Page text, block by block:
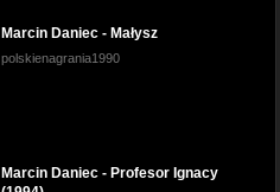
Marcin Daniec - Małysz
polskienagrania1990
Marcin Daniec - Profesor Ignacy